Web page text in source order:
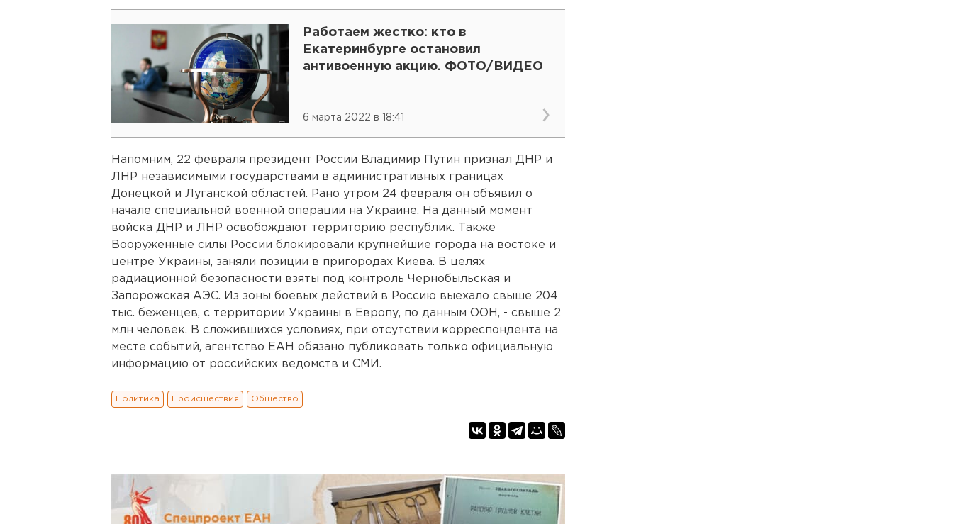
Работаем жестко: кто в
Екатеринбурге остановил
антивоенную акцию. ФОТО/ВИДЕО
6 марта 2022 в 18:41
Напомним, 22 февраля президент России Владимир Путин признал ДНР и
ЛНР независимыми государствами в административных границах
Донецкой и Луганской областей. Рано утром 24 февраля он объявил о
начале специальной военной операции на Украине. На данный момент
войска ДНР и ЛНР освобождают территорию республик. Также
Вооруженные силы России блокировали крупнейшие города на востоке и
центре Украины, заняли позиции в пригородах Киева. В целях
радиационной безопасности взяты под контроль Чернобыльская и
Запорожская АЭС. Из зоны боевых действий в Россию выехало свыше 204
тыс. беженцев, с территории Украины в Европу, по данным ООН, - свыше 2
млн человек. В сложившихся условиях, при отсутствии корреспондента на
месте событий, агентство ЕАН обязано публиковать только официальную
информацию от российских ведомств и СМИ.
Политика Происшествия Общество